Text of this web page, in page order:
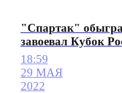
"Спартак"
завоевал Кубок
18:59
29 МАЯ
2022